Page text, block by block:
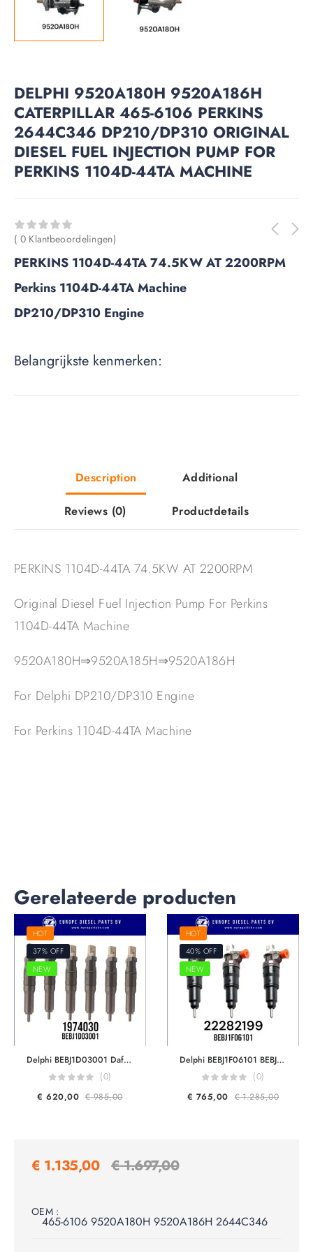
DELPHI 9520A180H 9520A186H
CATERPILLAR 465-6106 PERKINS
2644C346 DP210/DP310 ORIGINAL
DIESEL FUEL INJECTION PUMP FOR
PERKINS 1104D-44TA MACHINE
( 0 Klantbeoordelingen)
PERKINS 1104D-44TA 74.5KW AT 2200RPM
Perkins 1104D-44TA Machine
DP210/DP310 Engine
Belangrijkste kenmerken:
Description Additional
Reviews (0) Productdetails
PERKINS 1104D-44TA 74.5KW AT 2200RPM
Original Diesel Fuel Injection Pump For Perkins
1104D-44TA Machine
9520A180H⇒9520A185H⇒9520A186H
For Delphi DP210/DP310 Engine
For Perkins 1104D-44TA Machine
Gerelateerde producten
HOT
37% OFF
NEW
Delphi BEBJ1D03001 Daf 1974030 For MX11 MY17 370/440HP Engine F2P Smart Injector Euro 6
(0)
€ 620,00 €985,00
HOT
40% OFF
NEW
Delphi BEBJ1F06101 BEBJ1F06001 Renault & Volvo Trucks 22282199 85013800 F2 Non-Pumping Smart Injector Euro 6
(0)
€ 765,00 €1.285,00
€ 1.135,00 €1.697,00
OEM :
465-6106 9520A180H 9520A186H 2644C346